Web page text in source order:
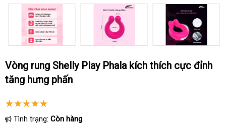
Vòng rung Shelly Play Phala kích thích cực đỉnh
tăng hưng phấn
Tình trạng: Còn hàng